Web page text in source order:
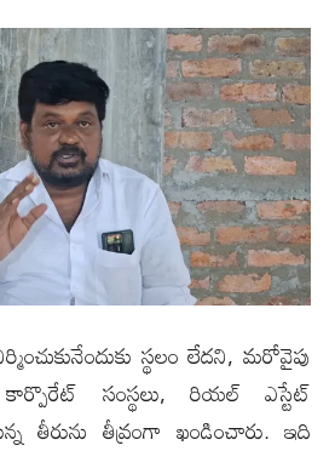
స్థలం లేదని, మరోవైపు
కార్పొరేట్ సంస్థలు, రియల్ ఎస్టేట్
తీరును తీవ్రంగా ఖండించారు. ఇది